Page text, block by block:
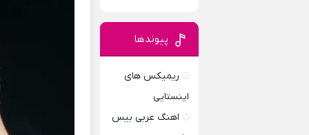
پیوندها
ریمیکس های
اینستایی
اهنگ عربی بیس